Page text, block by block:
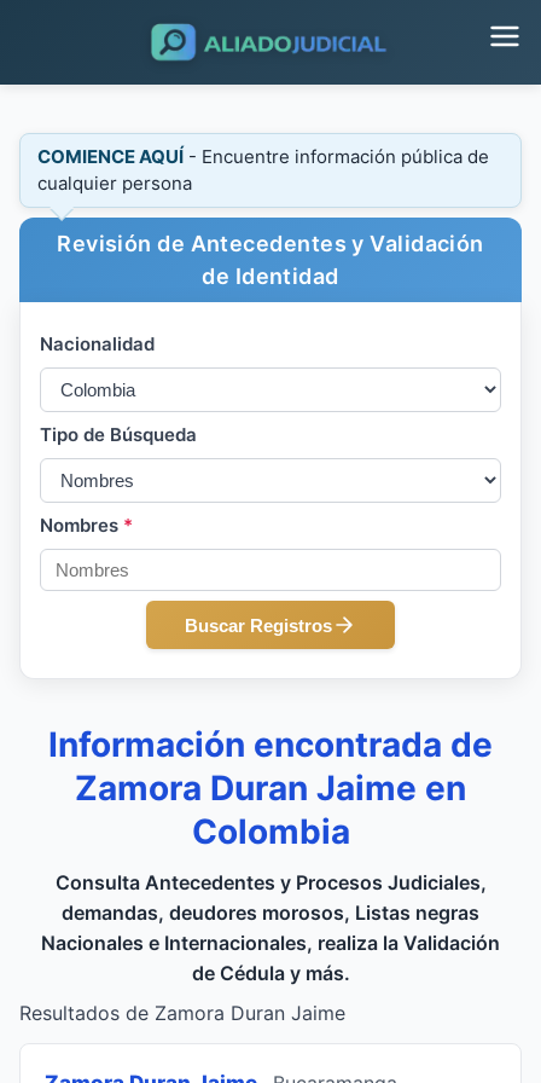
COMIENCE AQUÍ - Encuentre información pública de
cualquier persona
Revisión de Antecedentes y Validación
de Identidad
Nacionalidad
Tipo de Búsqueda
Nombres *
Buscar Registros
Información encontrada de
Zamora Duran Jaime en
Colombia
Consulta Antecedentes y Procesos Judiciales,
demandas, deudores morosos, Listas negras
Nacionales e Internacionales, realiza la Validación
de Cédula y más.
Resultados de Zamora Duran Jaime